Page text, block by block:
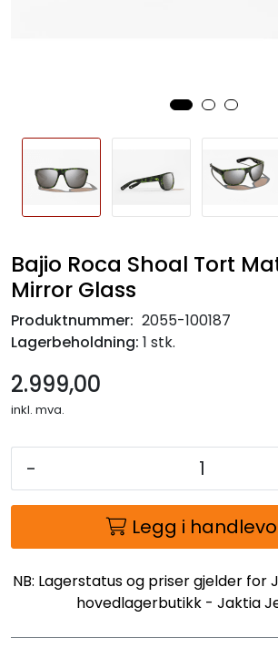
Bajio Roca Shoal Tort
Mirror Glass
Produktnummer: 2055-100187
Lagerbeholdning: 1 stk.
2.999,00
inkl. mva.
-
Legg i
NB: Lagerstatus og priser gjelder for
hovedlagerbutikk - Jaktia